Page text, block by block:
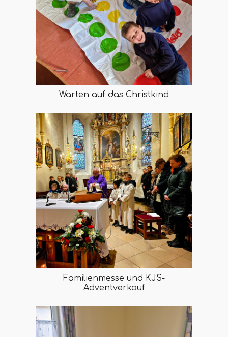
Warten auf das Christkind
Familienmesse und KJS-
Adventverkauf